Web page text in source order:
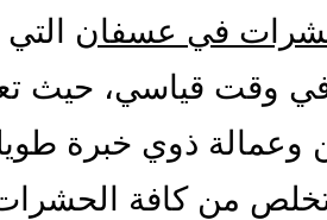
في عسفان
وفي وقت قياسي، حيث
وعمالة ذوي خبرة
من كافة